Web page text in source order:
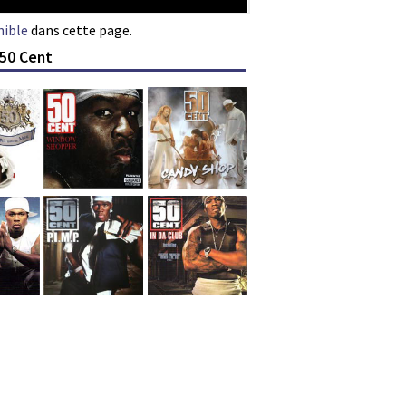
dans cette page.
Cent